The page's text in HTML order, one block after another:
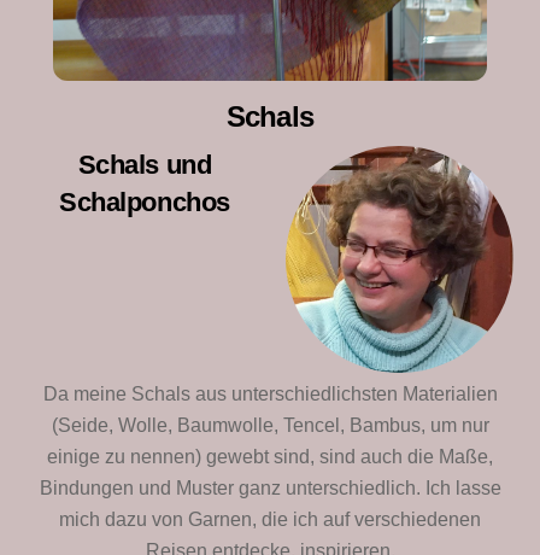
Schals
Schals und
Schalponchos
Da meine Schals aus unterschiedlichsten Materialien
(Seide, Wolle, Baumwolle, Tencel, Bambus, um nur
einige zu nennen) gewebt sind, sind auch die Maße,
Bindungen und Muster ganz unterschiedlich. Ich lasse
mich dazu von Garnen, die ich auf verschiedenen